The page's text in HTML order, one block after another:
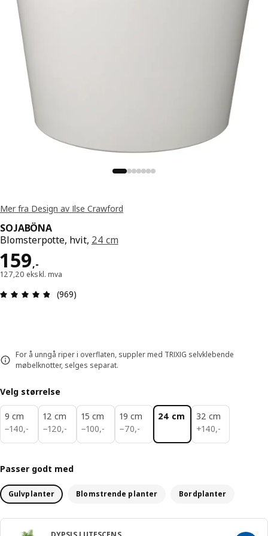
Mer fra Design av Ilse Crawford
SOJABÖNA
Blomsterpotte, hvit, 24 cm
159,-
Pris 159,-
127,20 ekskl. mva
Produktomtale: 4.8 ingen kundevurdering 5
(969)
For å unngå riper i overflaten, suppler med TRIXIG selvklebende
møbelknotter, selges separat.
Velg størrelse
9 cm
−140,-
140,-
12 cm
−120,-
120,-
15 cm
−100,-
100,-
19 cm
−70,-
70,-
24 cm
32 cm
+140,-
140,-
Passer godt med
Gulvplanter Blomstrende planter Bordplanter